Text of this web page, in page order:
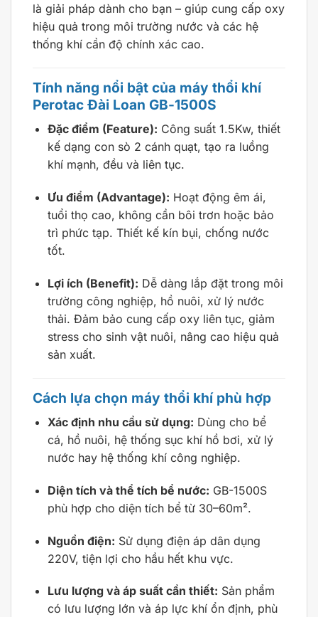
là giải pháp dành cho bạn – giúp cung cấp oxy
hiệu quả trong môi trường nước và các hệ
thống khí cần độ chính xác cao.
Tính năng nổi bật của máy thổi khí
Perotac Đài Loan GB-1500S
Đặc điểm (Feature): Công suất 1.5Kw, thiết
kế dạng con sò 2 cánh quạt, tạo ra luồng
khí mạnh, đều và liên tục.
Ưu điểm (Advantage): Hoạt động êm ái,
tuổi thọ cao, không cần bôi trơn hoặc bảo
trì phức tạp. Thiết kế kín bụi, chống nước
tốt.
Lợi ích (Benefit): Dễ dàng lắp đặt trong môi
trường công nghiệp, hồ nuôi, xử lý nước
thải. Đảm bảo cung cấp oxy liên tục, giảm
stress cho sinh vật nuôi, nâng cao hiệu quả
sản xuất.
Cách lựa chọn máy thổi khí phù hợp
Xác định nhu cầu sử dụng: Dùng cho bể
cá, hồ nuôi, hệ thống sục khí hồ bơi, xử lý
nước hay hệ thống khí công nghiệp.
Diện tích và thể tích bể nước: GB-1500S
phù hợp cho diện tích bể từ 30–60m².
Nguồn điện: Sử dụng điện áp dân dụng
220V, tiện lợi cho hầu hết khu vực.
Lưu lượng và áp suất cần thiết: Sản phẩm
có lưu lượng lớn và áp lực khí ổn định, phù